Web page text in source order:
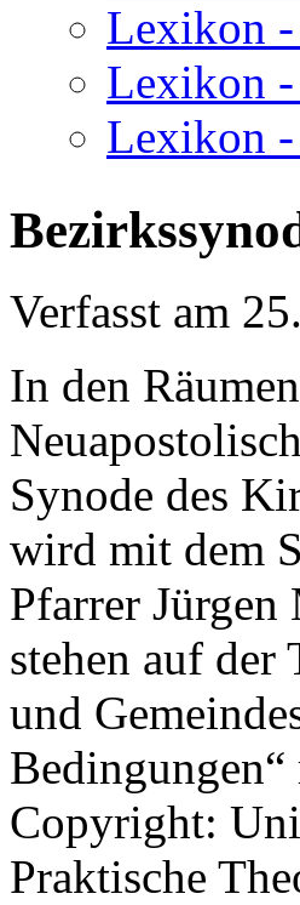
Lexikon
Lexikon
Lexikon
Verfasst am
In den
Synode des
wird mit dem
Pfarrer Jürgen
stehen auf der
und
Copyright:
Praktische